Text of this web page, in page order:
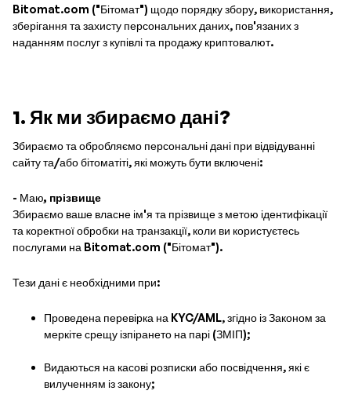
Bitomat.com ("Бітомат") щодо порядку збору, використання,
зберігання та захисту персональних даних, пов'язаних з
наданням послуг з купівлі та продажу криптовалют.
1. Як ми збираємо дані?
Збираємо та обробляємо персональні дані при відвідуванні
сайту та/або бітоматіті, які можуть бути включені:
- Маю, прізвище
Збираємо ваше власне ім'я та прізвище з метою ідентифікації
та коректної обробки на транзакції, коли ви користуєтесь
послугами на Bitomat.com ("Бітомат").
Тези дані є необхідними при:
Проведена перевірка на KYC/AML, згідно із Законом за
меркіте срещу ізпірането на парі (ЗМІП);
Видаються на касові розписки або посвідчення, які є
вилученням із закону;